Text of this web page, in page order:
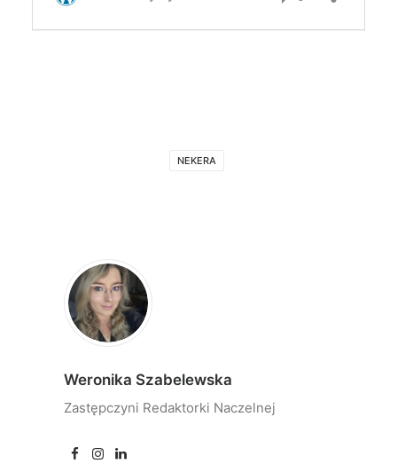
NEKERA
Weronika Szabelewska
Zastępczyni Redaktorki Naczelnej